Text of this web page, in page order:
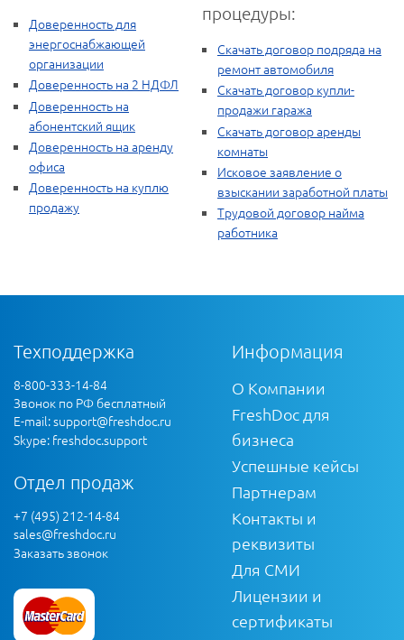
Доверенность для
энергоснабжающей
организации
Доверенность на 2 НДФЛ
Доверенность на
абонентский ящик
Доверенность на аренду
офиса
Доверенность на куплю
продажу
процедуры:
Скачать договор подряда на
ремонт автомобиля
Скачать договор купли-
продажи гаража
Скачать договор аренды
комнаты
Исковое заявление о
взыскании заработной платы
Трудовой договор найма
работника
Техподдержка
8-800-333-14-84
Звонок по РФ бесплатный
E-mail:support@freshdoc.ru
Skype: freshdoc.support
Отдел продаж
+7 (495) 212-14-84
sales@freshdoc.ru
Заказать звонок
Информация
О Компании
FreshDoc для
бизнеса
Успешные кейсы
Партнерам
Контакты и
реквизиты
Для СМИ
Лицензии и
сертификаты